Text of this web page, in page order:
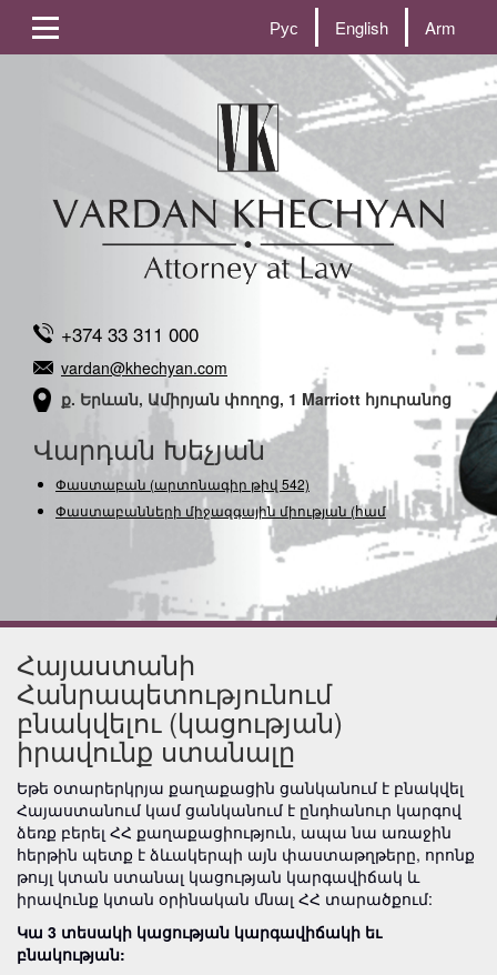
Рус English Arm
+374 33 311 000
vardan@khechyan.com
ք. Երևան, Ամիրյան փողոց, 1 Marriott հյուրանոց
Վարդան Խեչյան
Փաստաբան (արտոնագիր թիվ 542)
Փաստաբանների միջազգային միության (համագործ
Հայաստանի
Հանրապետությունում
բնակվելու (կացության)
իրավունք ստանալը
Եթե օտարերկրյա քաղաքացին ցանկանում է բնակվել
Հայաստանում կամ ցանկանում է ընդհանուր կարգով
ձեռք բերել ՀՀ քաղաքացիություն, ապա նա առաջին
հերթին պետք է ձևակերպի այն փաստաթղթերը, որոնք
թույլ կտան ստանալ կացության կարգավիճակ և
իրավունք կտան օրինական մնալ ՀՀ տարածքում:
Կա 3 տեսակի կացության կարգավիճակի եւ
բնակության: